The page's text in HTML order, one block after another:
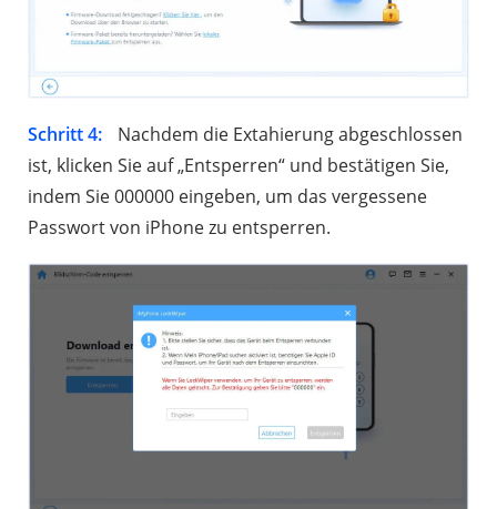
Schritt 4:
Nachdem die Extahierung abgeschlossen
ist, klicken Sie auf „Entsperren“ und bestätigen Sie,
indem Sie 000000 eingeben, um das vergessene
Passwort von iPhone zu entsperren.